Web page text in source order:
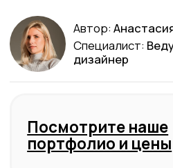
Посмотрите наше
портфолио и цены
Топ 12 приемов,
которые сделают